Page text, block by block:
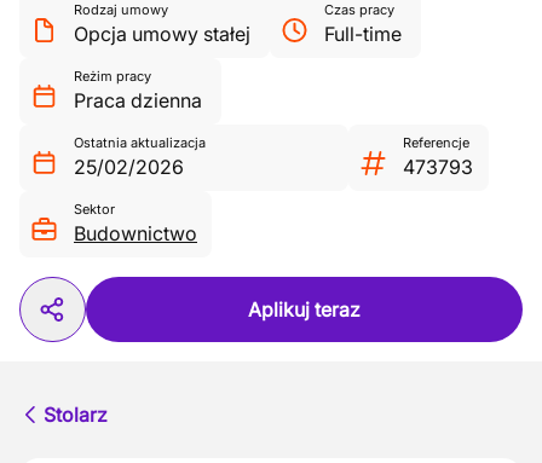
Rodzaj umowy
Opcja umowy stałej
Czas pracy
Full-time
Reżim pracy
Praca dzienna
Ostatnia aktualizacja
25/02/2026
Referencje
473793
Sektor
Budownictwo
Aplikuj teraz
Stolarz